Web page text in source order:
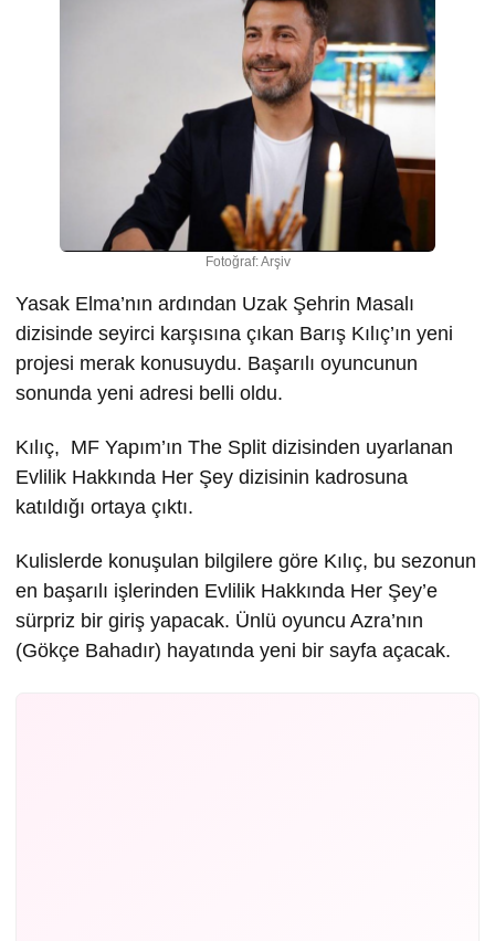
Fotoğraf: Arşiv
Yasak Elma’nın ardından Uzak Şehrin Masalı
dizisinde seyirci karşısına çıkan Barış Kılıç’ın yeni
projesi merak konusuydu. Başarılı oyuncunun
sonunda yeni adresi belli oldu.
Kılıç, MF Yapım’ın The Split dizisinden uyarlanan
Evlilik Hakkında Her Şey dizisinin kadrosuna
katıldığı ortaya çıktı.
Kulislerde konuşulan bilgilere göre Kılıç, bu sezonun
en başarılı işlerinden Evlilik Hakkında Her Şey’e
sürpriz bir giriş yapacak. Ünlü oyuncu Azra’nın
(Gökçe Bahadır) hayatında yeni bir sayfa açacak.